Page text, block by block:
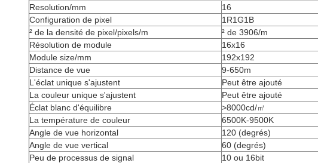
Resolution/mm
16
Configuration de pixel
1R1G1B
² de la densité de pixel/pixels/m
² de 3906/m
Résolution de module
16x16
Module size/mm
192x192
Distance de vue
9-650m
L'éclat unique s'ajustent
Peut être ajouté
La couleur unique s'ajustent
Peut être ajouté
Éclat blanc d'équilibre
>8000cd/㎡
La température de couleur
6500K-9500K
Angle de vue horizontal
120 (degrés)
Angle de vue vertical
60 (degrés)
Peu de processus de signal
10 ou 16bit